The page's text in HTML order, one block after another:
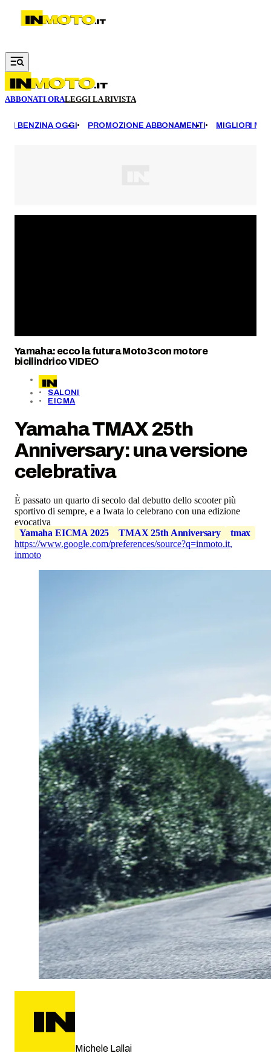
Vai al contenuto principale
ABBONATI ORALEGGI LA RIVISTA
BENZINA OGGI PROMOZIONE ABBONAMENTI MIGLIORI
Yamaha: ecco la futura Moto3 con motore
bicilindrico VIDEO
SALONI
EICMA
Yamaha TMAX 25th
Anniversary: una versione
celebrativa
È passato un quarto di secolo dal debutto dello scooter più
sportivo di sempre, e a Iwata lo celebrano con una edizione
evocativa
Yamaha EICMA 2025
TMAX 25th Anniversary
tmax
https://www.google.com/preferences/source?q=inmoto.it,
inmoto
Michele Lallai